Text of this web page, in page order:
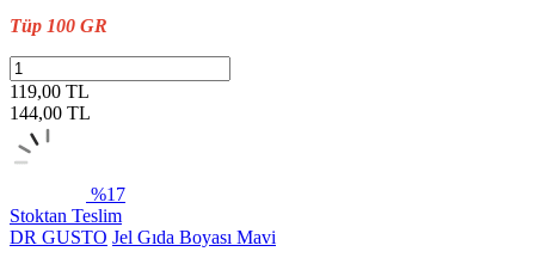
Tüp 100 GR
119,00 TL
144,00 TL
%17
Stoktan Teslim
DR GUSTO Jel Gıda Boyası Mavi